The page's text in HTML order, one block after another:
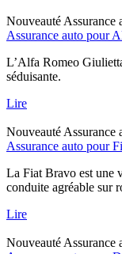
Nouveauté Assurance
Assurance auto pour
L’Alfa Romeo
séduisante.
Lire
Nouveauté Assurance
Assurance auto pour
La Fiat Bravo est une
conduite agréable sur
Lire
Nouveauté Assurance